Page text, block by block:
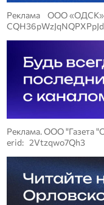
Реклама ООО
Реклама. ООО "Газета
erid: 2Vtzqwo7Qh3